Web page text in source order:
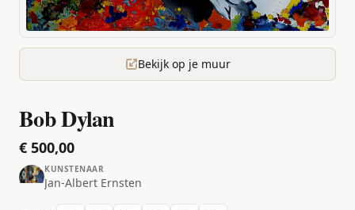
Bekijk op je muur
Bob Dylan
€ 500,00
KUNSTENAAR
Jan-Albert Ernsten